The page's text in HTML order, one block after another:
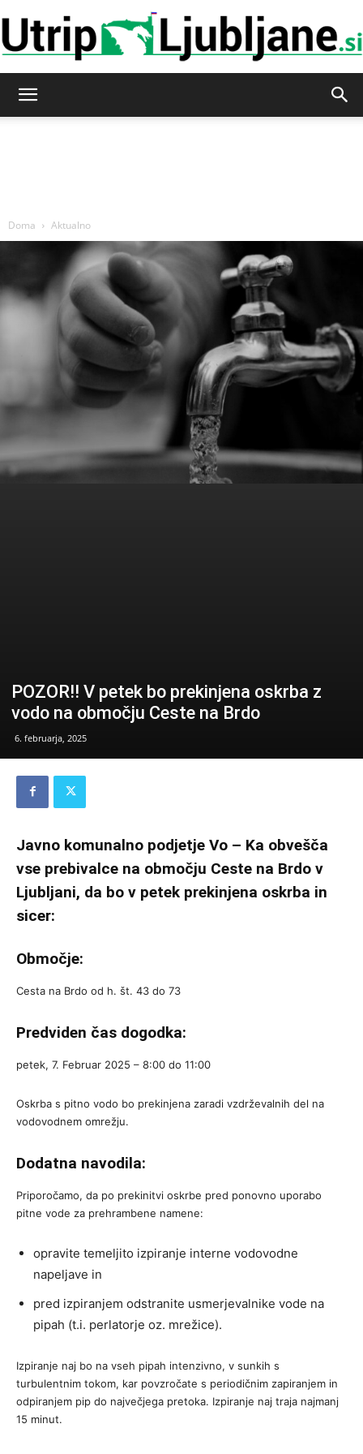
Doma Aktualno
POZOR!! V petek bo prekinjena oskrba z
vodo na območju Ceste na Brdo
6. februarja, 2025
Javno komunalno podjetje Vo – Ka obvešča
vse prebivalce na območju Ceste na Brdo v
Ljubljani, da bo v petek prekinjena oskrba in
sicer:
Območje:
Cesta na Brdo od h. št. 43 do 73
Predviden čas dogodka:
petek, 7. Februar 2025 – 8:00 do 11:00
Oskrba s pitno vodo bo prekinjena zaradi vzdrževalnih del na
vodovodnem omrežju.
Dodatna navodila:
Priporočamo, da po prekinitvi oskrbe pred ponovno uporabo
pitne vode za prehrambene namene:
opravite temeljito izpiranje interne vodovodne
napeljave in
pred izpiranjem odstranite usmerjevalnike vode na
pipah (t.i. perlatorje oz. mrežice).
Izpiranje naj bo na vseh pipah intenzivno, v sunkih s
turbulentnim tokom, kar povzročate s periodičnim zapiranjem in
odpiranjem pip do največjega pretoka. Izpiranje naj traja najmanj
15 minut.